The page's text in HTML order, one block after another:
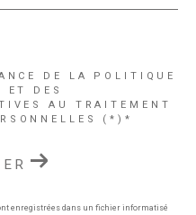
DE LA POLITIQUE
ET DES
AU TRAITEMENT
(*)*
enregistrées dans un fichier informatisé